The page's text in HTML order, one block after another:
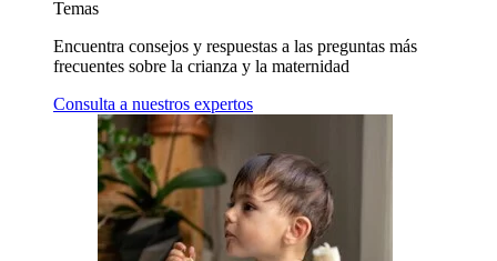
Temas
Encuentra consejos y respuestas a las preguntas más
frecuentes sobre la crianza y la maternidad
Consulta a nuestros expertos